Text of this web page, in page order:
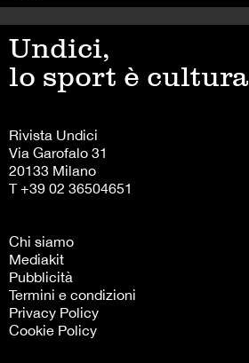
Undici,
lo sport è cultura
Rivista Undici
Via Garofalo 31
20133 Milano
T +39 02 36504651
Chi siamo
Mediakit
Pubblicità
Termini e condizioni
Privacy Policy
Cookie Policy